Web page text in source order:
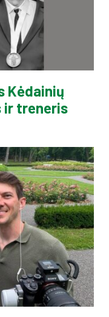
Kėdainių
ir treneris